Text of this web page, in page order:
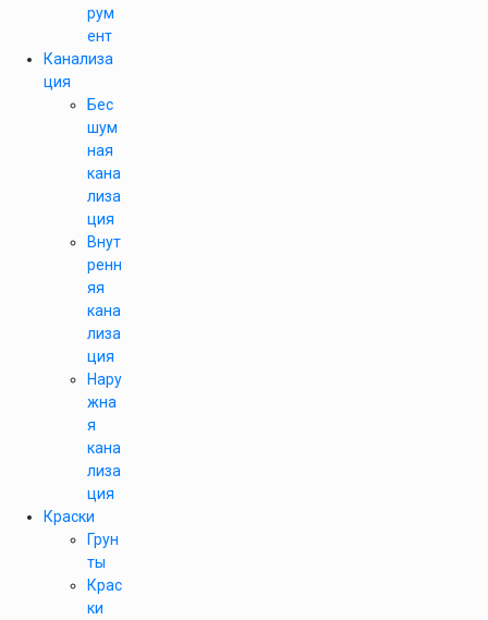
рум
ент
Канализа
ция
Бес
шум
ная
кана
лиза
ция
Внут
ренн
яя
кана
лиза
ция
Нару
жна
я
кана
лиза
ция
Краски
Грун
ты
Крас
ки